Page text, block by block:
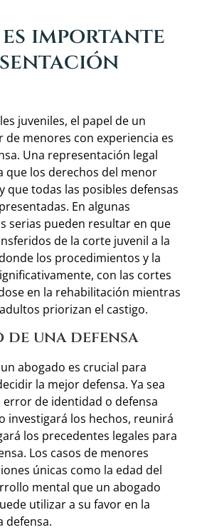
importante
juveniles, el papel de un
de menores con experiencia es
Una representación legal
que los derechos del menor
que todas las posibles defensas
En algunas
serias pueden resultar en que
de la corte juvenil a la
los procedimientos y la
con las cortes
en la rehabilitación mientras
priorizan el castigo.
una defensa
abogado es crucial para
la mejor defensa. Ya sea
de identidad o defensa
investigará los hechos, reunirá
los precedentes legales para
Los casos de menores
únicas como la edad del
mental que un abogado
utilizar a su favor en la
defensa.